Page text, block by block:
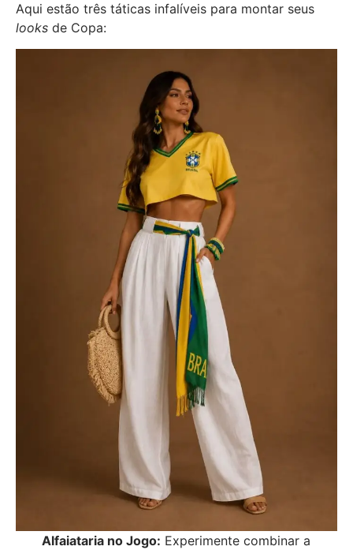
Aqui estão três táticas infalíveis para montar seus
looks de Copa:
Alfaiataria no Jogo: Experimente combinar a